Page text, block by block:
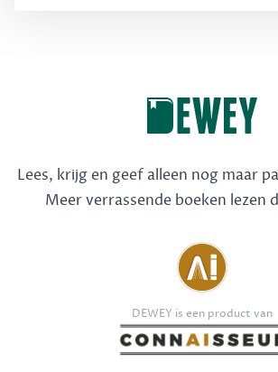
Lees, krijg en geef alleen nog maar
Meer verrassende boeken lezen
DEWEY is een product van